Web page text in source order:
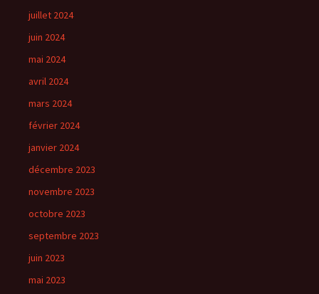
juillet 2024
juin 2024
mai 2024
avril 2024
mars 2024
février 2024
janvier 2024
décembre 2023
novembre 2023
octobre 2023
septembre 2023
juin 2023
mai 2023